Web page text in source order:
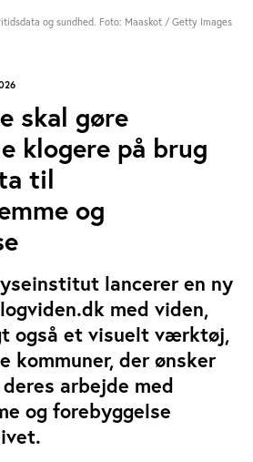
og sundhed. Foto: Maaskot / Getty Images
skal gøre
klogere på brug
til
og
lancerer en ny
med viden,
også et visuelt værktøj,
kommuner, der ønsker
arbejde med
og forebyggelse